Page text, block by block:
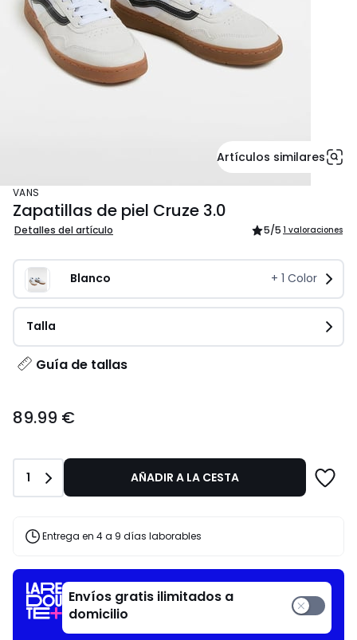
Artículos similares
VANS
Zapatillas de piel Cruze 3.0
Detalles del artículo 5/5 1 valoraciones
Blanco + 1 Color
Talla
Guía de tallas
€.
89.99 €
Cantidad
1 AÑADIR A LA CESTA
Entrega en 4 a 9 días laborables
Envíos gratis ilimitados a
domicilio